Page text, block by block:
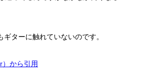
ターに触れていないのです。
から引用